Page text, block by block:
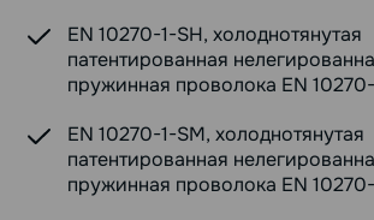
EN 10270-1-SH, холоднотянутая
патентированная
пружинная проволока EN 10270-
EN 10270-1-SM, холоднотянутая
патентированная
пружинная проволока EN 10270-